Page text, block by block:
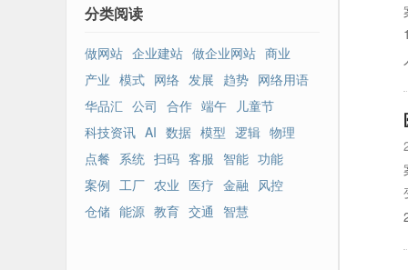
分类阅读
做网站 企业建站 做企业网站 商业
产业 模式 网络 发展 趋势 网络用语
华品汇 公司 合作 端午
儿童节
科技资讯 AI 数据 模型 逻辑 物理
点餐 系统 扫码 客服 智能 功能
案例 工厂 农业 医疗 金融
风控
仓储 能源 教育 交通 智慧